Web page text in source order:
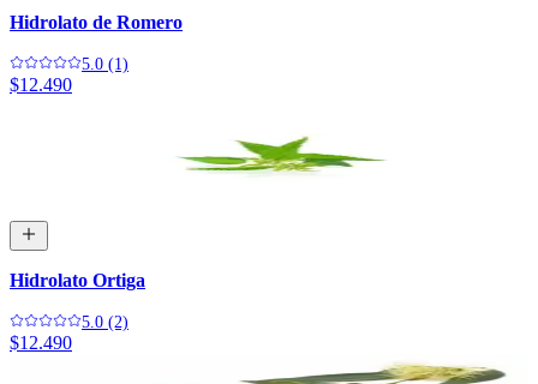
Hidrolato de Romero
5.0 (1)
$12.490
Hidrolato Ortiga
5.0 (2)
$12.490